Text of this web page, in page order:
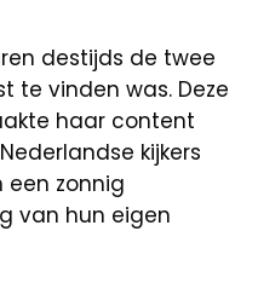
destijds de twee
te vinden was. Deze
haar content
kijkers
een zonnig
van hun eigen